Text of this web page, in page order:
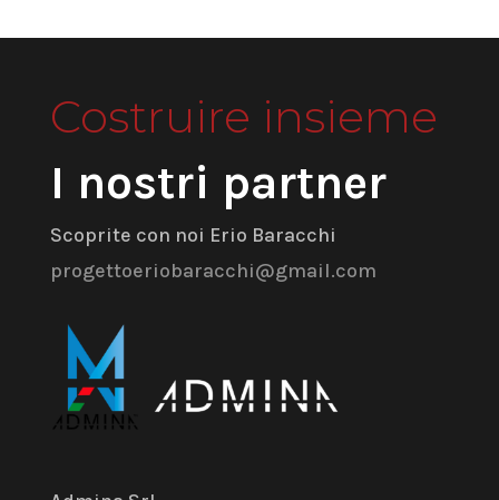
Costruire insieme
I nostri partner
Scoprite con noi Erio Baracchi
progettoeriobaracchi@gmail.com